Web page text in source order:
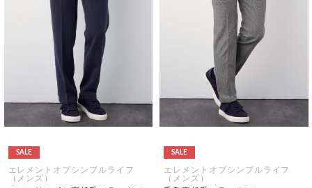
SALE
エレメントオブシンプルライフ
（メンズ）
SALE
エレメントオブシンプルライフ
（メンズ）